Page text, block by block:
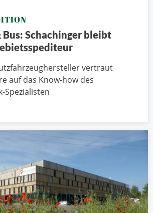
Bus: Schachinger bleibt
vertraut
auf das Know-how des
Spezialisten